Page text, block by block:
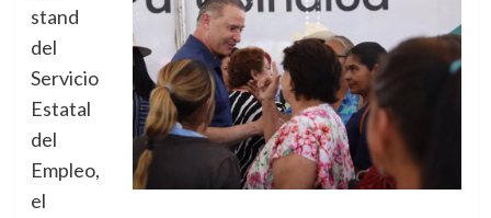
stand
del
Servicio
Estatal
del
Empleo,
el